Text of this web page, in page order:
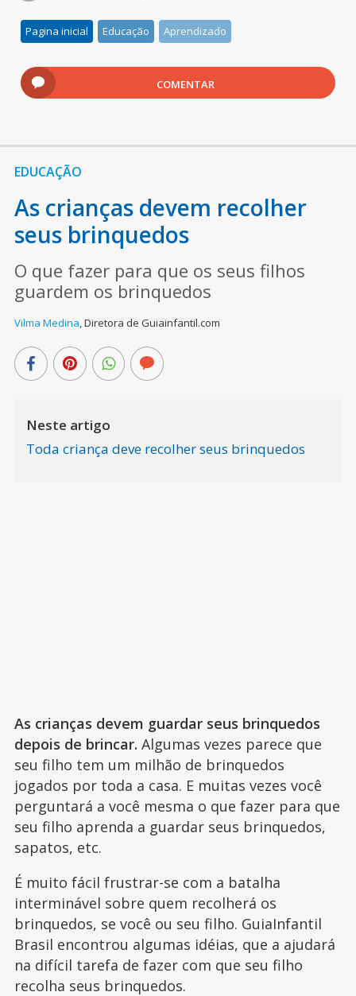
Pagina inicial Educação Aprendizado
COMENTAR
EDUCAÇÃO
As crianças devem recolher
seus brinquedos
O que fazer para que os seus filhos
guardem os brinquedos
Vilma Medina,Diretora de Guiainfantil.com
Neste artigo
Toda criança deve recolher seus brinquedos
As crianças devem guardar seus brinquedos
depois de brincar. Algumas vezes parece que
seu filho tem um milhão de brinquedos
jogados por toda a casa. E muitas vezes você
perguntará a você mesma o que fazer para que
seu filho aprenda a guardar seus brinquedos,
sapatos, etc.
É muito fácil frustrar-se com a batalha
interminável sobre quem recolherá os
brinquedos, se você ou seu filho. GuiaInfantil
Brasil encontrou algumas idéias, que a ajudará
na difícil tarefa de fazer com que seu filho
recolha seus brinquedos.